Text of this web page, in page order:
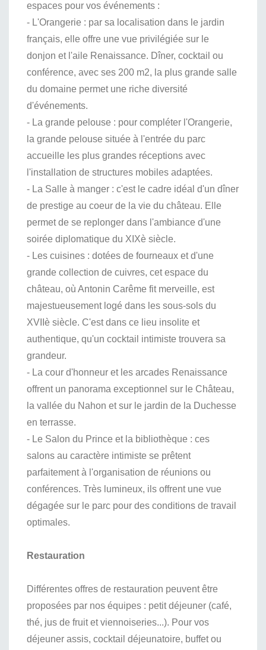
espaces pour vos événements :
- L'Orangerie : par sa localisation dans le jardin
français, elle offre une vue privilégiée sur le
donjon et l'aile Renaissance. Dîner, cocktail ou
conférence, avec ses 200 m2, la plus grande salle
du domaine permet une riche diversité
d'événements.
- La grande pelouse : pour compléter l'Orangerie,
la grande pelouse située à l'entrée du parc
accueille les plus grandes réceptions avec
l'installation de structures mobiles adaptées.
- La Salle à manger : c'est le cadre idéal d'un dîner
de prestige au coeur de la vie du château. Elle
permet de se replonger dans l'ambiance d'une
soirée diplomatique du XIXè siècle.
- Les cuisines : dotées de fourneaux et d'une
grande collection de cuivres, cet espace du
château, où Antonin Carême fit merveille, est
majestueusement logé dans les sous-sols du
XVIIè siècle. C'est dans ce lieu insolite et
authentique, qu'un cocktail intimiste trouvera sa
grandeur.
- La cour d'honneur et les arcades Renaissance
offrent un panorama exceptionnel sur le Château,
la vallée du Nahon et sur le jardin de la Duchesse
en terrasse.
- Le Salon du Prince et la bibliothèque : ces
salons au caractère intimiste se prêtent
parfaitement à l'organisation de réunions ou
conférences. Très lumineux, ils offrent une vue
dégagée sur le parc pour des conditions de travail
optimales.
Restauration
Différentes offres de restauration peuvent être
proposées par nos équipes : petit déjeuner (café,
thé, jus de fruit et viennoiseries...). Pour vos
déjeuner assis, cocktail déjeunatoire, buffet ou